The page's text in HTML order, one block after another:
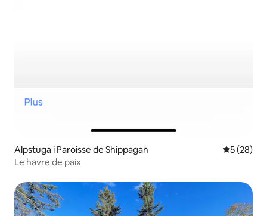
Alpstuga i Paroisse de Shippagan 5 av 5 i
5 (28)
Le havre de paix